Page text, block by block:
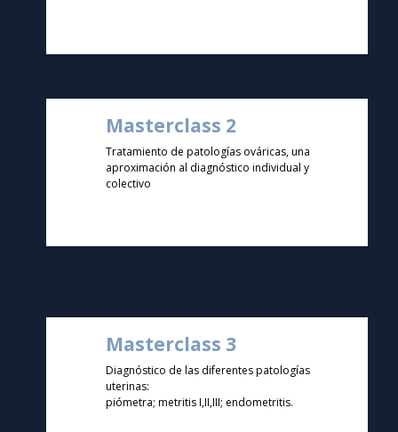
Masterclass 2
Tratamiento de patologías ováricas, una
aproximación al diagnóstico individual y
colectivo
Masterclass 3
Diagnóstico de las diferentes patologías
uterinas:
piómetra; metritis I,II,III; endometritis.